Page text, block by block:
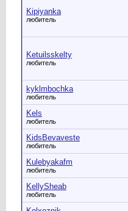
Kipiyanka
любитель
Ketuilsskelty
любитель
kyklmbochka
любитель
Kels
любитель
KidsBevaveste
любитель
Kulebyakafm
любитель
KellySheab
любитель